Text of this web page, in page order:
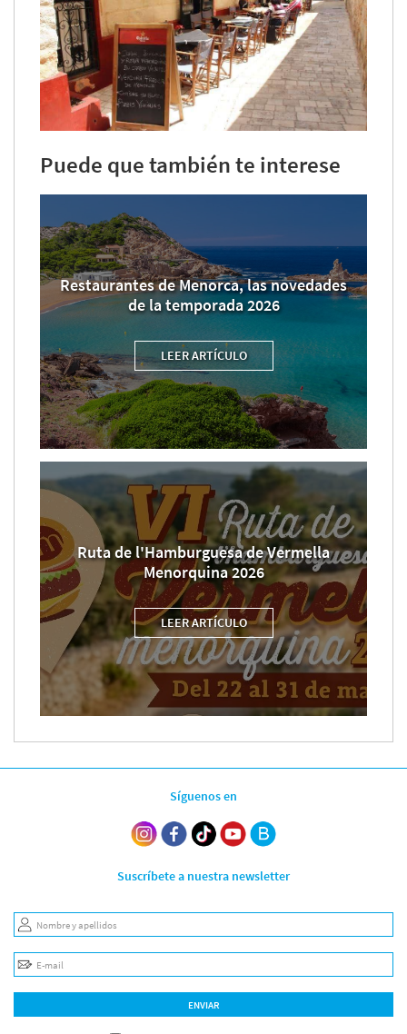
Puede que también te interese
Restaurantes de Menorca, las novedades
de la temporada 2026
LEER ARTÍCULO
Ruta de l'Hamburguesa de Vermella
Menorquina 2026
LEER ARTÍCULO
Síguenos en
Suscríbete a nuestra newsletter
Nombre y apellidos
E-mail
ENVIAR